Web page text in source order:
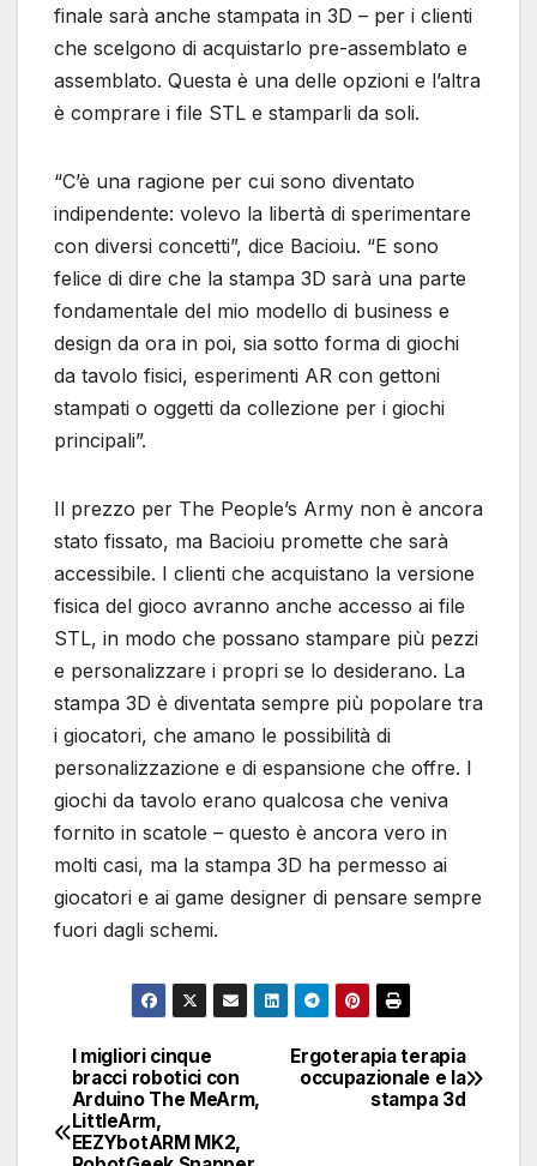
finale sarà anche stampata in 3D – per i clienti
che scelgono di acquistarlo pre-assemblato e
assemblato. Questa è una delle opzioni e l’altra
è comprare i file STL e stamparli da soli.
“C’è una ragione per cui sono diventato
indipendente: volevo la libertà di sperimentare
con diversi concetti”, dice Bacioiu. “E sono
felice di dire che la stampa 3D sarà una parte
fondamentale del mio modello di business e
design da ora in poi, sia sotto forma di giochi
da tavolo fisici, esperimenti AR con gettoni
stampati o oggetti da collezione per i giochi
principali”.
Il prezzo per The People’s Army non è ancora
stato fissato, ma Bacioiu promette che sarà
accessibile. I clienti che acquistano la versione
fisica del gioco avranno anche accesso ai file
STL, in modo che possano stampare più pezzi
e personalizzare i propri se lo desiderano. La
stampa 3D è diventata sempre più popolare tra
i giocatori, che amano le possibilità di
personalizzazione e di espansione che offre. I
giochi da tavolo erano qualcosa che veniva
fornito in scatole – questo è ancora vero in
molti casi, ma la stampa 3D ha permesso ai
giocatori e ai game designer di pensare sempre
fuori dagli schemi.
Navigazione
articoli
Ergoterapia terapia
occupazionale e la
stampa 3d
I migliori cinque
bracci robotici con
Arduino The MeArm,
LittleArm,
EEZYbotARM MK2,